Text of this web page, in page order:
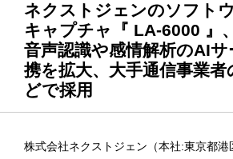
ネクストジェンのソフト
キャプチャ『 LA-6000 』、
音声認識や感情解析のAI
携を拡大、大手通信事業
どで採用
株式会社ネクストジェン（本社:東京都